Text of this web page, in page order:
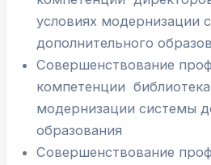
условиях модернизации
дополнительного
Совершенствование
компетенции
модернизации системы
образования
Совершенствование